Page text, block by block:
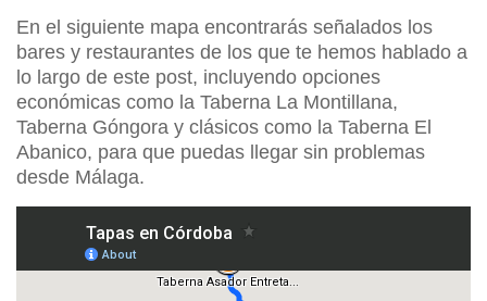
En el siguiente mapa encontrarás señalados los
bares y restaurantes de los que te hemos hablado a
lo largo de este post, incluyendo opciones
económicas como la Taberna La Montillana,
Taberna Góngora y clásicos como la Taberna El
Abanico, para que puedas llegar sin problemas
desde Málaga.